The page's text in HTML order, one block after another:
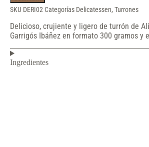
SKU DERI02 Categorías Delicatessen, Turrones
Delicioso, crujiente y ligero de turrón de
Garrigós Ibáñez en formato 300 gramos y
Ingredientes